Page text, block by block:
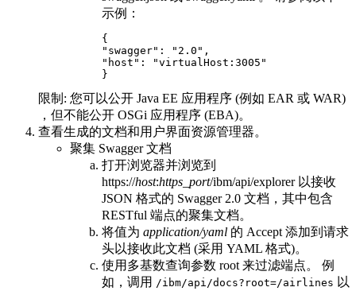
示例：
{
"swagger": "2.0",
"host": "virtualHost:3005"
}
限制: 您可以公开 Java EE 应用程序 (例如 EAR 或 WAR)
，但不能公开 OSGi 应用程序 (EBA)。
查看生成的文档和用户界面资源管理器。
聚集 Swagger 文档
打开浏览器并浏览到
https://host:https_port/ibm/api/explorer以接收
JSON 格式的 Swagger 2.0 文档，其中包含
RESTful 端点的聚集文档。
将值为 application/yaml 的 Accept添加到请求
头以接收此文档 (采用 YAML 格式)。
使用多基数查询参数 root来过滤端点。 例
如，调用 /ibm/api/docs?root=/airlines 以